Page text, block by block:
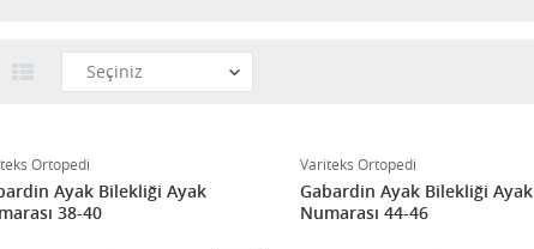
Ortopedi
Ayak Bilekliği Ayak
38-40
Variteks Ortopedi
Gabardin Ayak Bilekliği Ayak
Numarası 44-46